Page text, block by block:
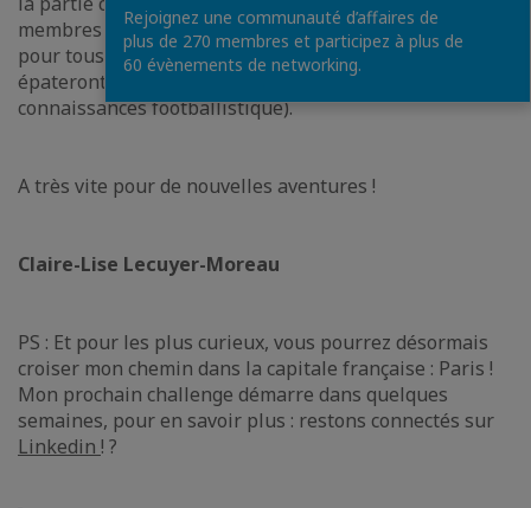
membres et événements. N’hésitez pas à les contacter
pour tous vos projets fous et vos idées, ils vous
épateront par leurs professionnalismes (et leurs
connaissances footballistique).
A très vite pour de nouvelles aventures !
Claire-Lise Lecuyer-Moreau
PS : Et pour les plus curieux, vous pourrez désormais
croiser mon chemin dans la capitale française : Paris !
Mon prochain challenge démarre dans quelques
semaines, pour en savoir plus : restons connectés sur
Linkedin ! ?
Rejoignez une communauté d’affaires de
plus de 270 membres et participez à plus de
60 évènements de networking.